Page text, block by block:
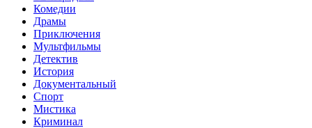
Комедии
Драмы
Приключения
Мультфильмы
Детектив
История
Документальный
Спорт
Мистика
Криминал